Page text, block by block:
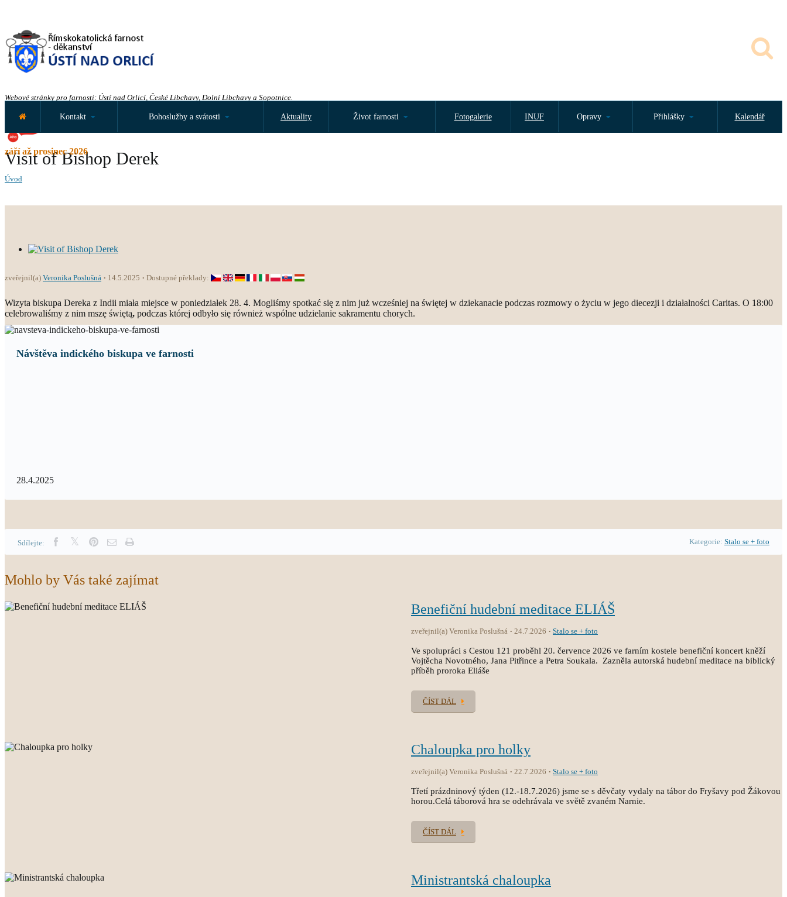
Webové stránky pro farnosti: Ústí nad Orlicí, České Libchavy, Dolní Libchavy a Sopotnice.
září až prosinec 2026
Kontakt Bohoslužby a svátosti Aktuality Život farnosti Fotogalerie INUF Opravy Přihlášky Kalendář
Visit of Bishop Derek
Úvod
zveřejnil(a) Veronika Poslušná 14.5.2025 Dostupné překlady:
Wizyta biskupa Dereka z Indii miała miejsce w poniedziałek 28. 4. Mogliśmy spotkać się z nim już wcześniej na świętej w dziekanacie podczas rozmowy o życiu w jego diecezji i działalności Caritas. O 18:00
celebrowaliśmy z nim mszę świętą, podczas której odbyło się również wspólne udzielanie sakramentu chorych.
Návštěva indického biskupa ve farnosti
28.4.2025
Sdílejte: Kategorie: Stalo se + foto
Mohlo by Vás také zajímat
Benefiční hudební meditace ELIÁŠ
zveřejnil(a) Veronika Poslušná 24.7.2026 Stalo se + foto
Ve spolupráci s Cestou 121 proběhl 20. července 2026 ve farním kostele benefiční koncert kněží
Vojtěcha Novotného, Jana Pitřince a Petra Soukala. Zazněla autorská hudební meditace na biblický
příběh proroka Eliáše
ČÍST DÁL
Chaloupka pro holky
zveřejnil(a) Veronika Poslušná 22.7.2026 Stalo se + foto
Třetí prázdninový týden (12.-18.7.2026) jsme se s děvčaty vydaly na tábor do Fryšavy pod Žákovou
horou.Celá táborová hra se odehrávala ve světě zvaném Narnie.
ČÍST DÁL
Ministrantská chaloupka